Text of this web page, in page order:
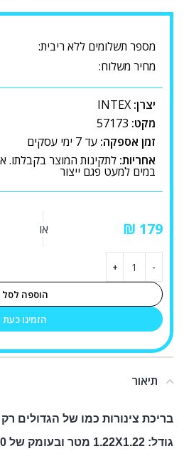
מספר תשלומים ללא ריבית:
מחיר משלוח:
יצרן: INTEX
מקט: 57173
זמן אספקה: עד 7 ימי עסקים
אחריות: לתקינות המוצר בקבלתו.
במים למעט פגם ייצור
₪ או
הוספה לסל
הזמינו כעת
תיאור
בריכת צינורות כמו של הגדולים
גודל: 1.22X1.22 מטר ובעומק של 30 ס"מ!